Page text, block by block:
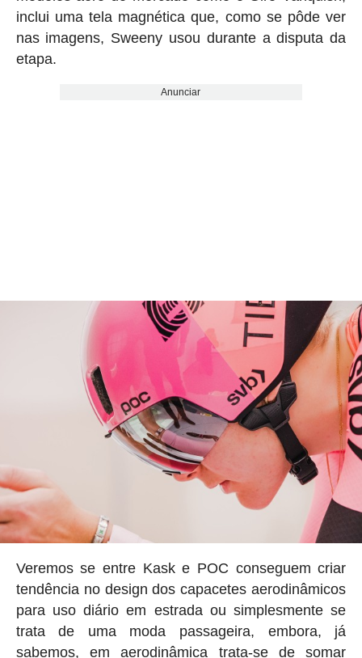
inclui uma tela magnética que, como se pôde ver
nas imagens, Sweeny usou durante a disputa da
etapa.
Anunciar
Veremos se entre Kask e POC conseguem criar
tendência no design dos capacetes aerodinâmicos
para uso diário em estrada ou simplesmente se
trata de uma moda passageira, embora, já
sabemos, em aerodinâmica trata-se de somar